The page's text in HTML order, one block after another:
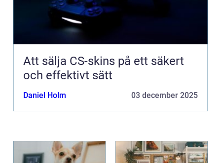
Att sälja CS-skins på ett säkert
och effektivt sätt
Daniel Holm 03 december 2025